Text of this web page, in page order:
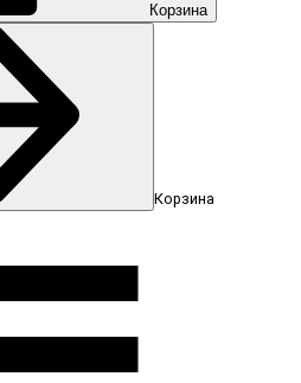
Корзина
Корзина